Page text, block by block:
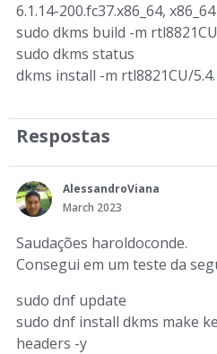
6.1.14-200.fc37.x86_64, x86_64
sudo dkms build -m
sudo dkms status
dkms install -m rtl8821CU/
Respostas
AlessandroViana
March 2023
Saudações haroldoconde.
Consegui em um teste da
sudo dnf update
sudo dnf install dkms make
headers -y